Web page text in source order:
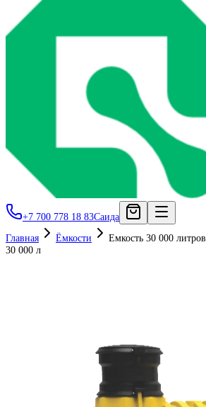
+7 700 778 18 83Саида
Главная
Ёмкости
Емкость 30 000 литров
30 000 л